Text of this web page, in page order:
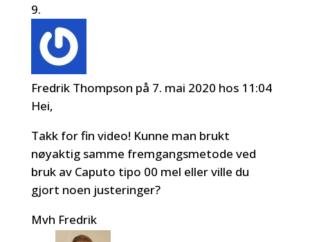
Fredrik Thompson på 7. mai 2020 hos 11:04
Hei,
Takk for fin video! Kunne man brukt
nøyaktig samme fremgangsmetode ved
bruk av Caputo tipo 00 mel eller ville du
gjort noen justeringer?
Mvh Fredrik